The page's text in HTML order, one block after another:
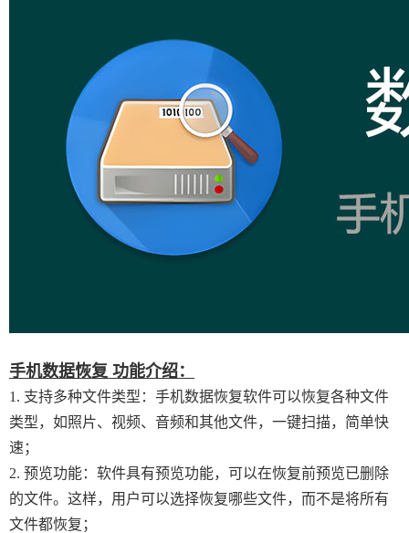
手机数据恢复 功能介绍：
1. 支持多种文件类型：手机数据恢复软件可以恢复各种文件
类型，如照片、视频、音频和其他文件，一键扫描，简单快
速；
2. 预览功能：软件具有预览功能，可以在恢复前预览已删除
的文件。这样，用户可以选择恢复哪些文件，而不是将所有
文件都恢复；